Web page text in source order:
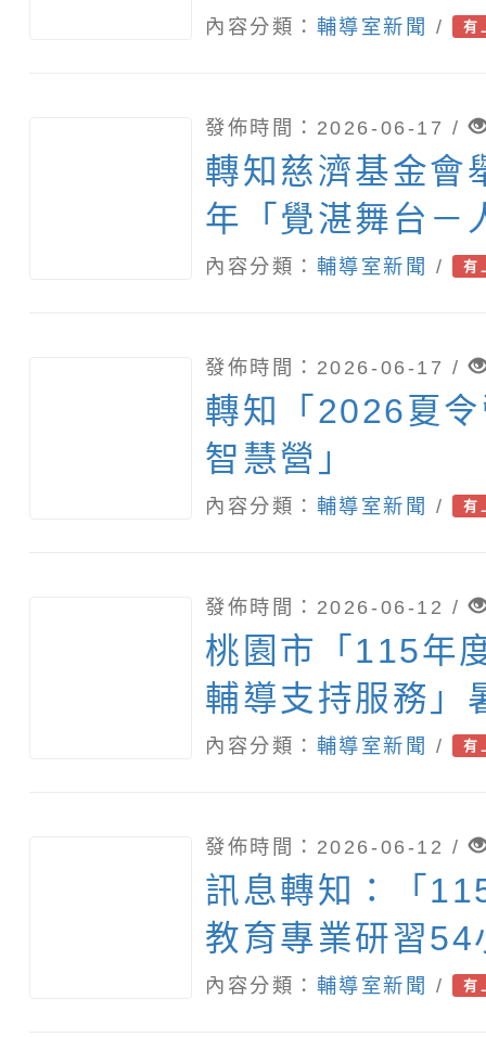
全國身心障礙者
內容分類： 輔導室新聞 / 有
發佈時間：2026-06-17 /
轉知慈濟基金會
年「覺湛舞台－
中營」
內容分類： 輔導室新聞 / 有
發佈時間：2026-06-17 /
轉知「2026夏
智慧營」
內容分類： 輔導室新聞 / 有
發佈時間：2026-06-12 /
桃園市「115年
輔導支持服務」
作坊資訊
內容分類： 輔導室新聞 / 有
發佈時間：2026-06-12 /
訊息轉知：「
教育專業研習54
訓」
內容分類： 輔導室新聞 / 有